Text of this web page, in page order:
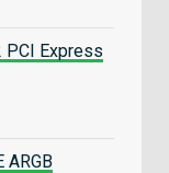
PCI Express
ARGB